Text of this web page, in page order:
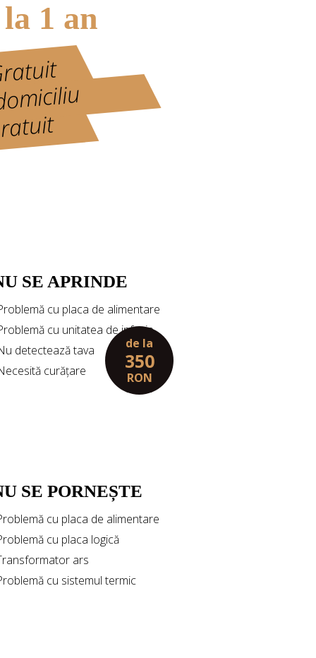
1 an
SE APRINDE
cu placa de alimentare
cu unitatea de infuzie
detectează tava
curățare
de la
350
RON
SE PORNEȘTE
cu placa de alimentare
cu placa logică
ars
cu sistemul termic